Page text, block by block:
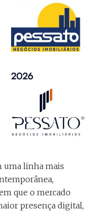
uma linha mais
que o mercado
presença digital,